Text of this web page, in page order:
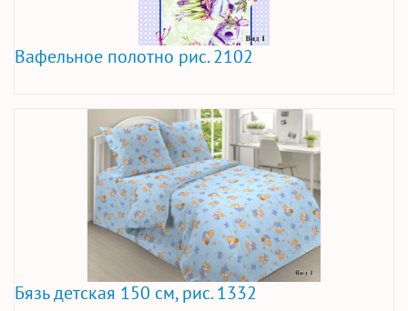
Вафельное полотно рис. 2102
Бязь детская 150 см, рис. 1332